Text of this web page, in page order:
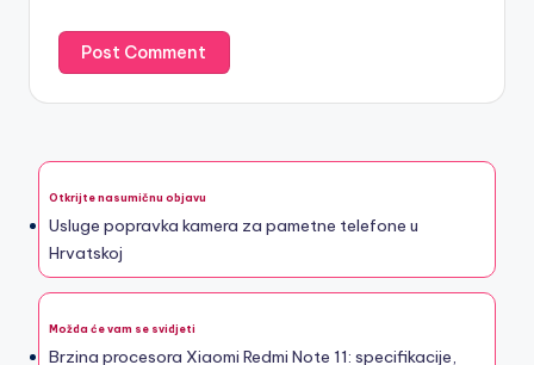
next time I comment.
Otkrijte nasumičnu objavu